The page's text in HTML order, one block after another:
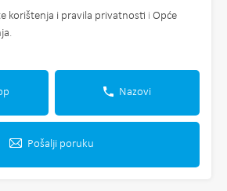
korištenja i pravila privatnosti i Opće
.
Nazovi
Pošalji poruku